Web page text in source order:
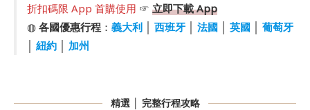
折扣碼限 App 首購使用 ☞ 立即下載 App
◍ 各國優惠行程： 義大利│ 西班牙│ 法國│ 英國│ 葡萄牙
紐約│ 加州
精選 │ 完整行程攻略